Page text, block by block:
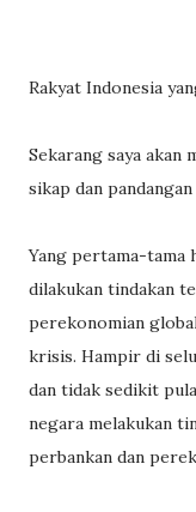
Rakyat Indonesia
Sekarang saya akan
sikap dan
Yang pertama-tama
dilakukan tindakan
perekonomian
krisis. Hampir di
dan tidak sedikit
negara melakukan
perbankan dan